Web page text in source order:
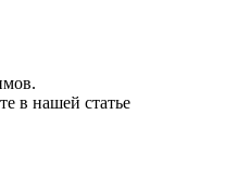
в нашей статье